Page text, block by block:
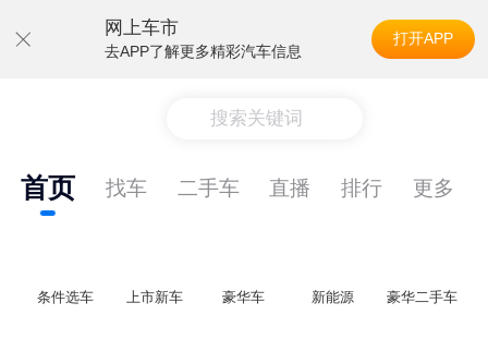
网上车市
去APP了解更多精彩汽车信息
打开APP
搜索关键词
首页 找车 二手车 直播 排行 更多
条件选车 上市新车 豪华车 新能源 豪华二手车